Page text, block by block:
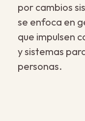
por cambios
se enfoca en
que impulsen
y sistemas
personas.